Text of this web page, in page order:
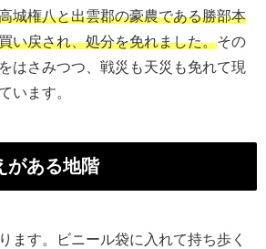
城権八と出雲郡の豪農である勝部本
い戻され、処分を免れました。その
はさみつつ、戦災も天災も免れて現
います。
がある地階
ます。ビニール袋に入れて持ち歩く